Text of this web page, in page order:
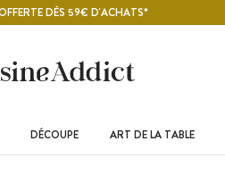
DÈS 59€ D'ACHATS*
DÉCOUPE ART DE LA TABLE